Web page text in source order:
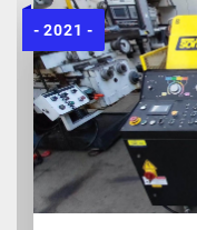
- 2021 -